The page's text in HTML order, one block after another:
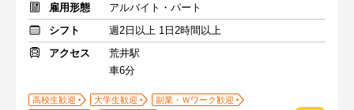
雇用形態
アルバイト・パート
シフト
週2日以上 1日2時間以上
アクセス
荒井駅
車6分
高校生歓迎 大学生歓迎
副業・Ｗワーク歓迎